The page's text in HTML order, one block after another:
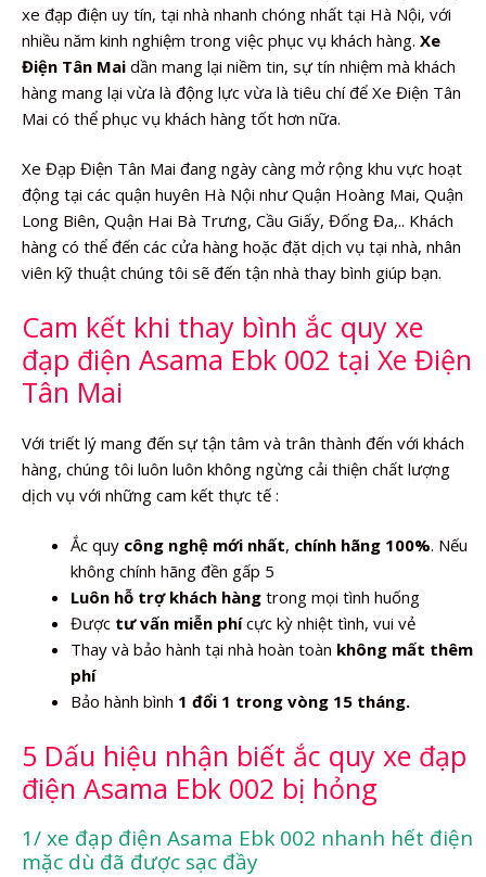
xe đạp điện uy tín, tại nhà nhanh chóng nhất tại Hà Nội, với
nhiều năm kinh nghiệm trong việc phục vụ khách hàng. Xe
Điện Tân Mai dần mang lại niềm tin, sự tín nhiệm mà khách
hàng mang lại vừa là động lực vừa là tiêu chí để Xe Điện Tân
Mai có thể phục vụ khách hàng tốt hơn nữa.
Xe Đạp Điện Tân Mai đang ngày càng mở rộng khu vực hoạt
động tại các quận huyên Hà Nội như Quận Hoàng Mai, Quận
Long Biên, Quận Hai Bà Trưng, Cầu Giấy, Đống Đa,.. Khách
hàng có thể đến các cửa hàng hoặc đặt dịch vụ tại nhà, nhân
viên kỹ thuật chúng tôi sẽ đến tận nhà thay bình giúp bạn.
Cam kết khi thay bình ắc quy xe
đạp điện Asama Ebk 002 tại Xe Điện
Tân Mai
Với triết lý mang đến sự tận tâm và trân thành đến với khách
hàng, chúng tôi luôn luôn không ngừng cải thiện chất lượng
dịch vụ với những cam kết thực tế :
Ắc quy công nghệ mới nhất, chính hãng 100%. Nếu
không chính hãng đền gấp 5
Luôn hỗ trợ khách hàng trong mọi tình huống
Được tư vấn miễn phícực kỳ nhiệt tình, vui vẻ
Thay và bảo hành tại nhà hoàn toàn không mất thêm
phí
Bảo hành bình 1 đổi 1 trong vòng 15 tháng.
5 Dấu hiệu nhận biết ắc quy xe đạp
điện Asama Ebk 002 bị hỏng
1/ xe đạp điện Asama Ebk 002 nhanh hết điện
mặc dù đã được sạc đầy